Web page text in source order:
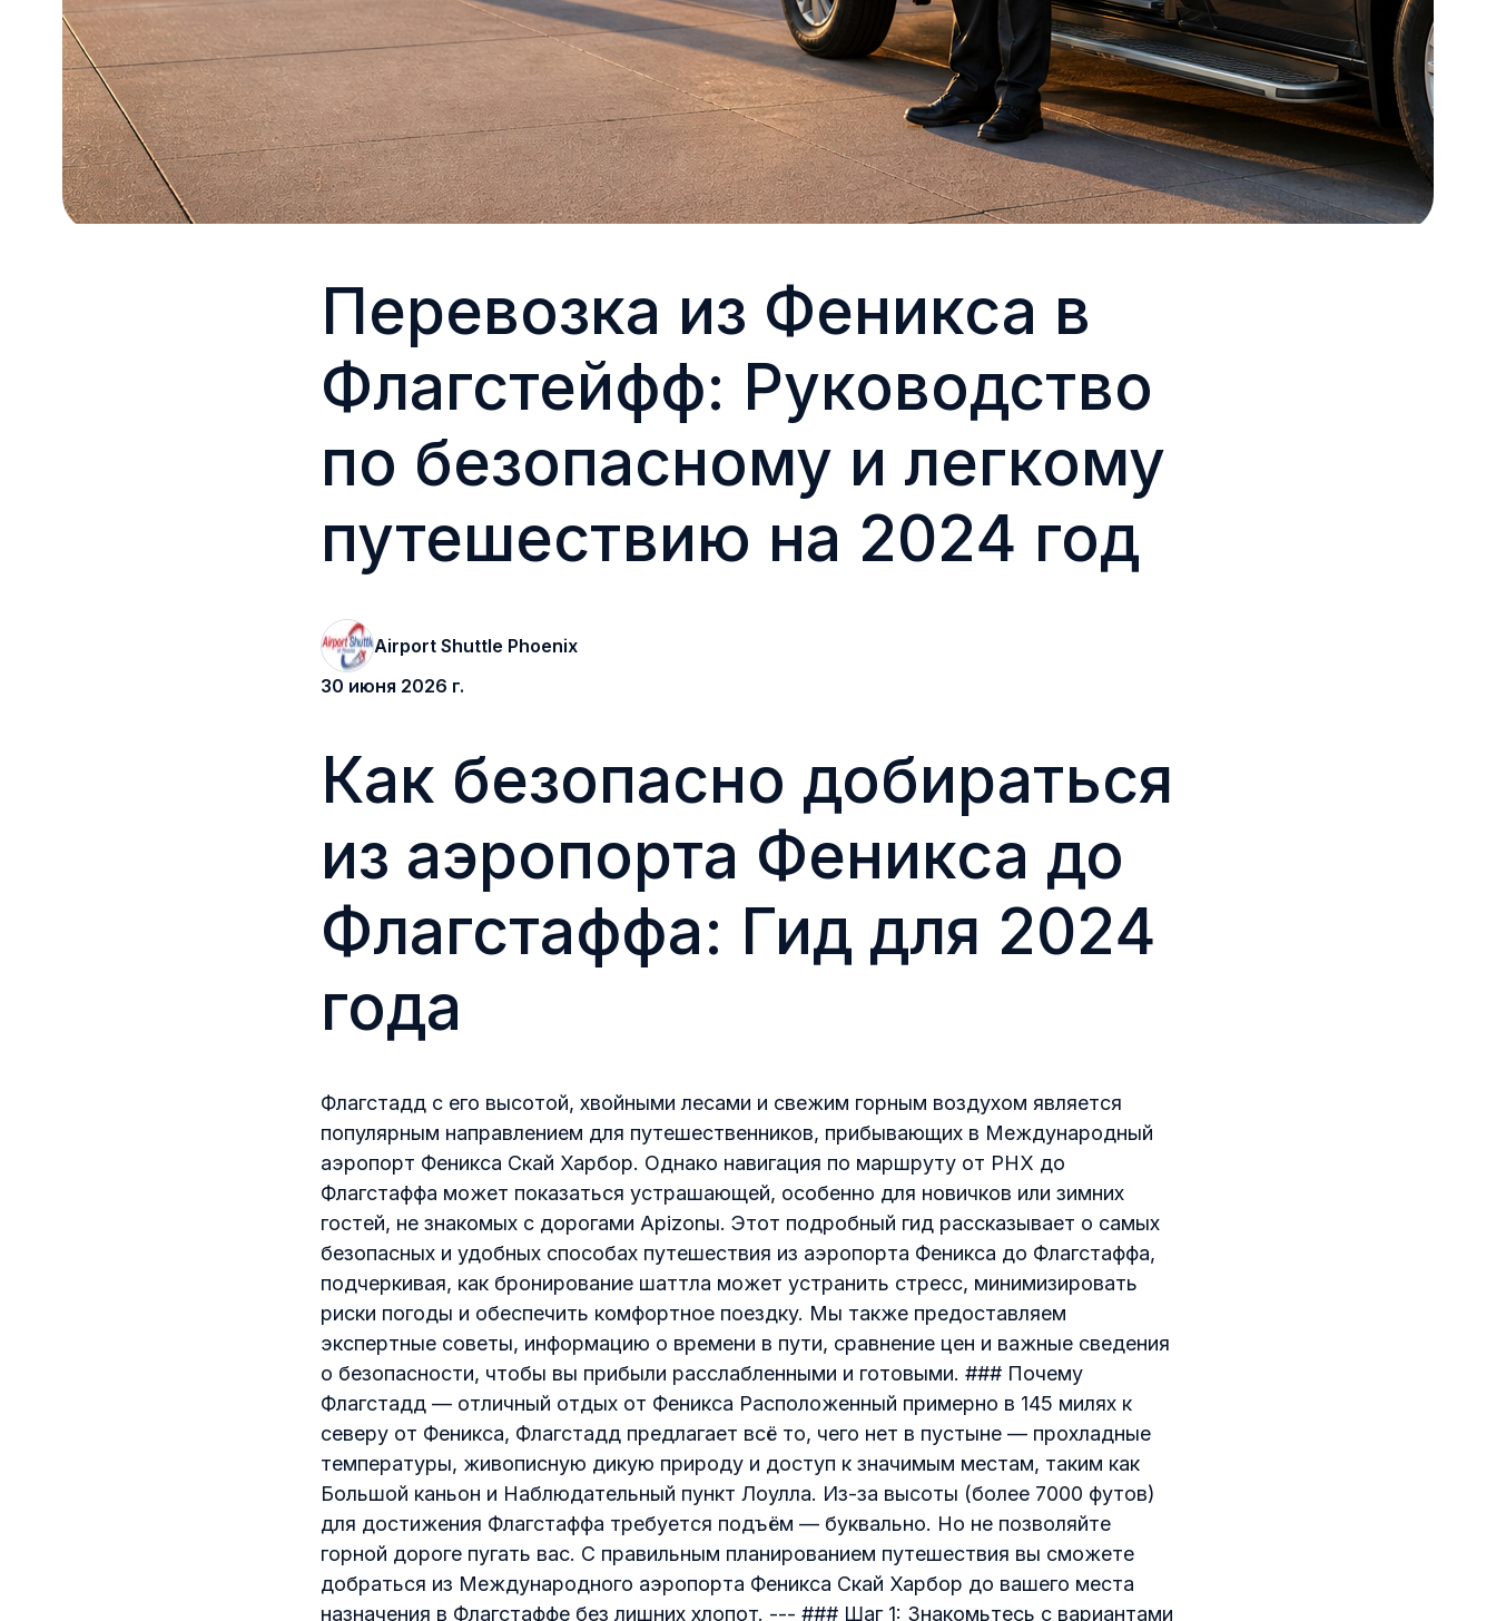
Перевозка из Феникса в
Флагстейфф: Руководство
по безопасному и легкому
путешествию на 2024 год
Airport Shuttle Phoenix
30 июня 2026 г.
Как безопасно добираться
из аэропорта Феникса до
Флагстаффа: Гид для 2024
года
Флагстадд с его высотой, хвойными лесами и свежим горным воздухом является
популярным направлением для путешественников, прибывающих в Международный
аэропорт Феникса Скай Харбор. Однако навигация по маршруту от PHX до
Флагстаффа может показаться устрашающей, особенно для новичков или зимних
гостей, не знакомых с дорогами Арizonы. Этот подробный гид рассказывает о самых
безопасных и удобных способах путешествия из аэропорта Феникса до Флагстаффа,
подчеркивая, как бронирование шаттла может устранить стресс, минимизировать
риски погоды и обеспечить комфортное поездку. Мы также предоставляем
экспертные советы, информацию о времени в пути, сравнение цен и важные сведения
о безопасности, чтобы вы прибыли расслабленными и готовыми. ### Почему
Флагстадд — отличный отдых от Феникса Расположенный примерно в 145 милях к
северу от Феникса, Флагстадд предлагает всё то, чего нет в пустыне — прохладные
температуры, живописную дикую природу и доступ к значимым местам, таким как
Большой каньон и Наблюдательный пункт Лоулла. Из-за высоты (более 7000 футов)
для достижения Флагстаффа требуется подъём — буквально. Но не позволяйте
горной дороге пугать вас. С правильным планированием путешествия вы сможете
добраться из Международного аэропорта Феникса Скай Харбор до вашего места
назначения в Флагстаффе без лишних хлопот. --- ### Шаг 1: Знакомьтесь с вариантами